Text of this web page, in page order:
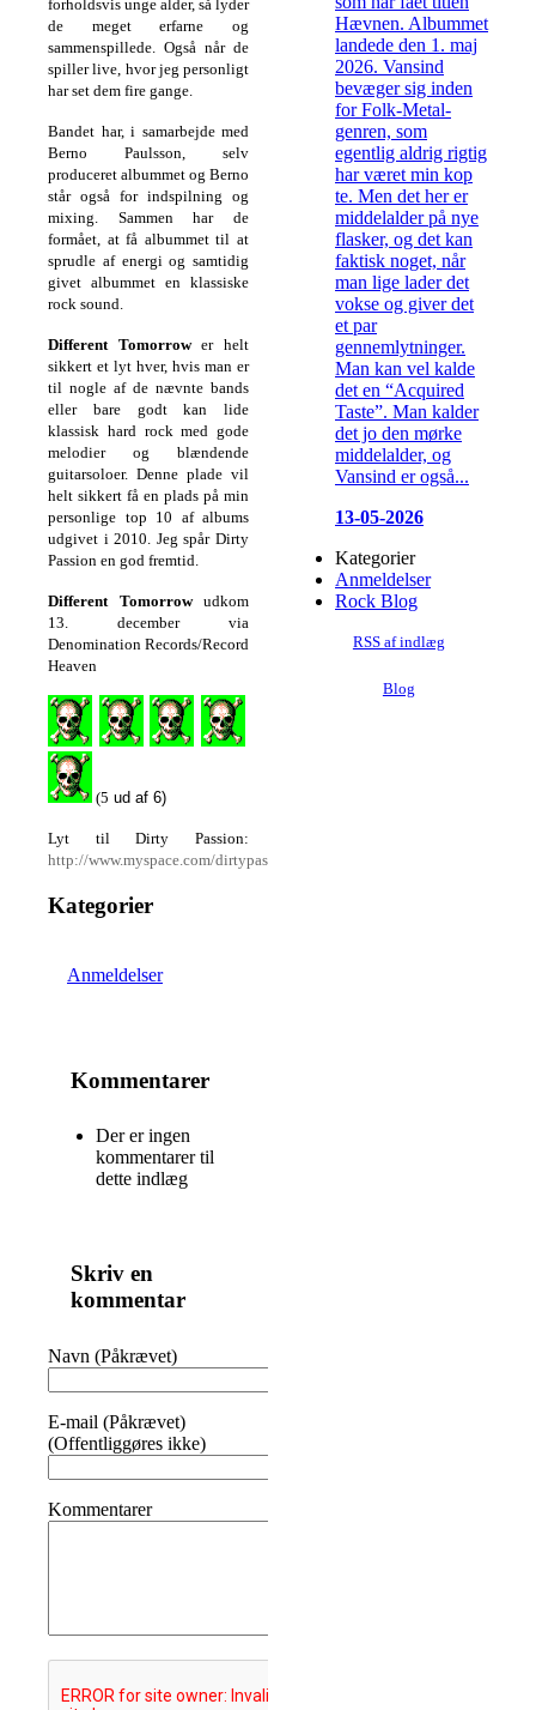
forholdsvis unge alder, så lyder
de meget erfarne og
sammenspillede. Også når de
spiller live, hvor jeg personligt
har set dem fire gange.
Bandet har, i samarbejde med
Berno Paulsson, selv
produceret albummet og Berno
står også for indspilning og
mixing. Sammen har de
formået, at få albummet til at
sprudle af energi og samtidig
givet albummet en klassiske
rock sound.
Different Tomorrower helt
sikkert et lyt hver, hvis man er
til nogle af de nævnte bands
eller bare godt kan lide
klassisk hard rock med gode
melodier og blændende
guitarsoloer. Denne plade vil
helt sikkert få en plads på min
personlige top 10 af albums
udgivet i 2010. Jeg spår Dirty
Passion en god fremtid.
Different Tomorrowudkom
13. december via
Denomination Records/Record
Heaven
(5 ud af 6)
Lyt til Dirty Passion:
http://www.myspace.com/dirtypassionswe
Kategorier
Anmeldelser
Kommentarer
Der er ingen
kommentarer til
dette indlæg
Skriv en
kommentar
Navn (Påkrævet)
E-mail (Påkrævet)
(Offentliggøres ikke)
Kommentarer
Hævnen. Albummet
landede den 1. maj
2026. Vansind
bevæger sig inden
for Folk-Metal-
genren, som
egentlig aldrig rigtig
har været min kop
te. Men det her er
middelalder på nye
flasker, og det kan
faktisk noget, når
man lige lader det
vokse og giver det
et par
gennemlytninger.
Man kan vel kalde
det en “Acquired
Taste”. Man kalder
det jo den mørke
middelalder, og
Vansind er også...
13-05-2026
Kategorier
Anmeldelser
Rock Blog
RSS af indlæg
Blog